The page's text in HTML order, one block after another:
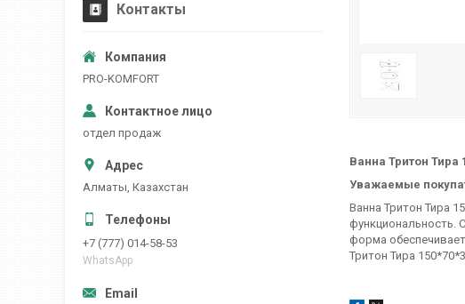
Ванна Тритон Тира
Уважаемые
Ванна Тритон Тира
функциональность.
форма
Тритон Тира
Контакты
PRO-KOMFORT
отдел продаж
Алматы, Казахстан
+7 (777) 014-58-53
WhatsApp